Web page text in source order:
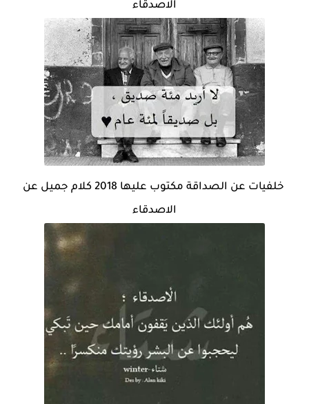
الاصدقاء
خلفيات عن الصداقة مكتوب عليها 2018 كلام جميل عن
الاصدقاء